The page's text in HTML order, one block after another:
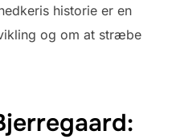
historie er en
og om at stræbe